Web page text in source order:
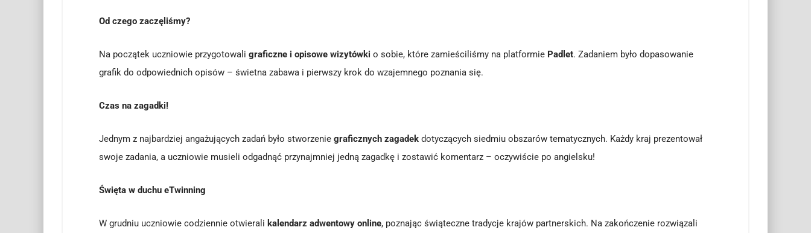
Od czego zaczęliśmy?
Na początek uczniowie przygotowali graficzne i opisowe wizytówki o sobie, które zamieściliśmy na platformie Padlet. Zadaniem było dopasowanie
grafik do odpowiednich opisów – świetna zabawa i pierwszy krok do wzajemnego poznania się.
Czas na zagadki!
Jednym z najbardziej angażujących zadań było stworzenie graficznych zagadek dotyczących siedmiu obszarów tematycznych. Każdy kraj prezentował
swoje zadania, a uczniowie musieli odgadnąć przynajmniej jedną zagadkę i zostawić komentarz – oczywiście po angielsku!
Święta w duchu eTwinning
W grudniu uczniowie codziennie otwierali kalendarz adwentowy online, poznając świąteczne tradycje krajów partnerskich. Na zakończenie rozwiązali